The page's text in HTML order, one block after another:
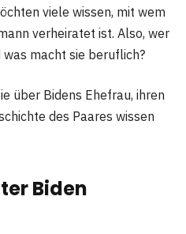
viele wissen, mit wem
verheiratet ist. Also, wer
macht sie beruflich?
über Bidens Ehefrau, ihren
des Paares wissen
Biden